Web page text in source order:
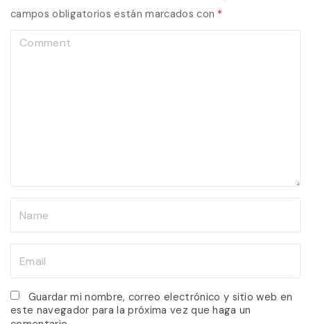
campos obligatorios están marcados con *
*
a
i
Guardar mi nombre, correo electrónico y sitio web en
este navegador para la próxima vez que haga un